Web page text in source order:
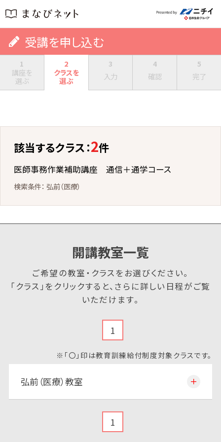
受講を申し込む
1
講座を
選ぶ
2
クラスを
選ぶ
3
入力
4
確認
5
完了
該当するクラス：2件
医師事務作業補助講座 通信＋通学コース
弘前（医療）
開講教室一覧
ご希望の教室・クラスをお選びください。
「クラス」をクリックすると、さらに詳しい日程がご覧
いただけます。
1
※「〇」印は教育訓練給付制度対象クラスです。
弘前（医療）教室
1